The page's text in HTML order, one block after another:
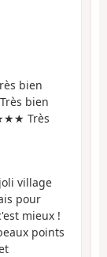
bien
bien
Très
village
pour
mieux !
points